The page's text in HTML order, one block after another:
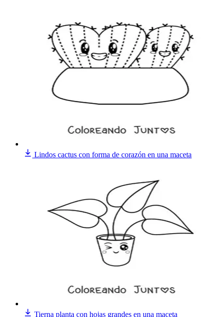
Lindos cactus con forma de corazón en una maceta
Tierna planta con hojas grandes en una maceta